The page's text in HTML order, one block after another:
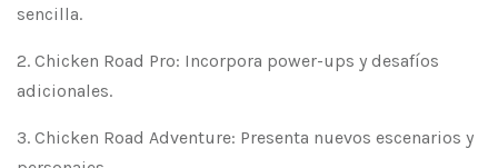
sencilla.
Chicken Road Pro: Incorpora power-ups y desafíos
adicionales.
Chicken Road Adventure: Presenta nuevos escenarios y